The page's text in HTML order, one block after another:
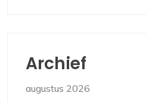
Archief
augustus 2026